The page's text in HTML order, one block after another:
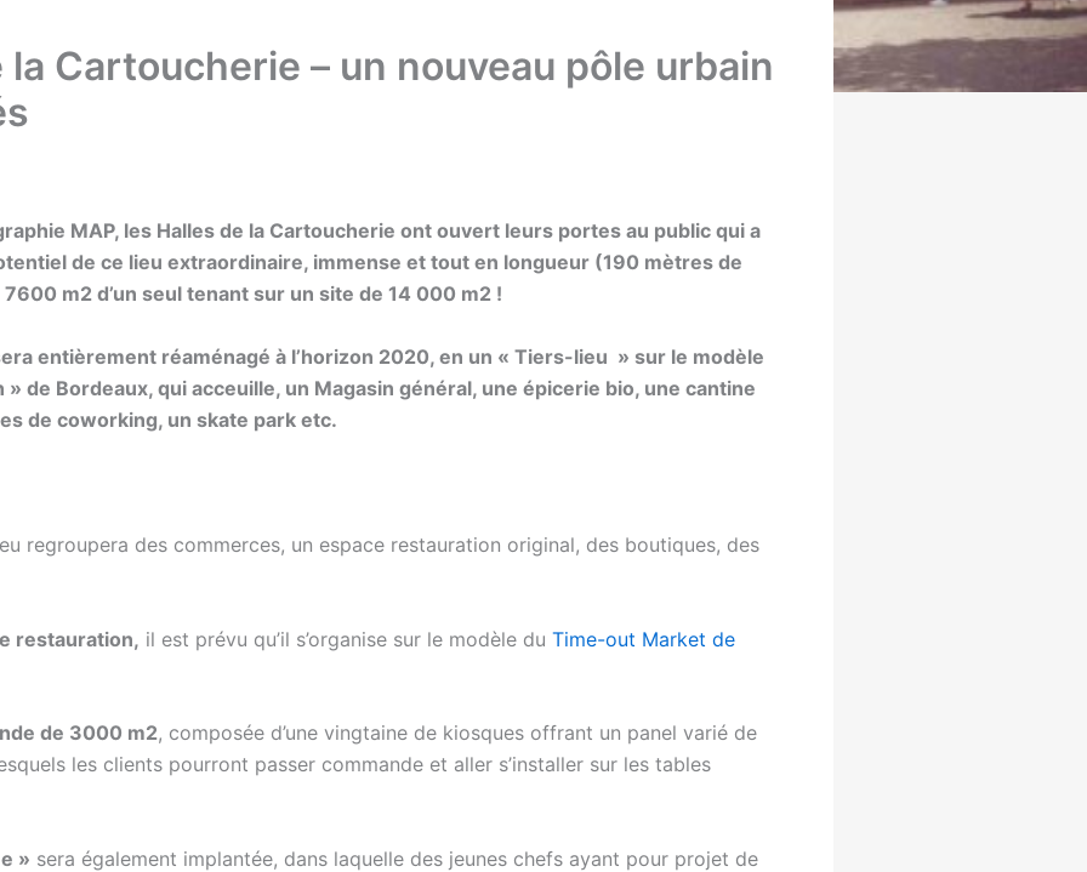
Cartoucherie – un nouveau pôle urbain
MAP, les Halles de la Cartoucherie ont ouvert leurs portes au public qui a
de ce lieu extraordinaire, immense et tout en longueur (190 mètres de
m2 d’un seul tenant sur un site de 14 000 m2 !
entièrement réaménagé à l’horizon 2020, en un « Tiers-lieu » sur le modèle
» de Bordeaux, qui acceuille, un Magasin général, une épicerie bio, une cantine
de coworking, un skate park etc.
regroupera des commerces, un espace restauration original, des boutiques, des
restauration, il est prévu qu’il s’organise sur le modèle du Time-out Market de
de 3000 m2, composée d’une vingtaine de kiosques offrant un panel varié de
les clients pourront passer commande et aller s’installer sur les tables
» sera également implantée, dans laquelle des jeunes chefs ayant pour projet de